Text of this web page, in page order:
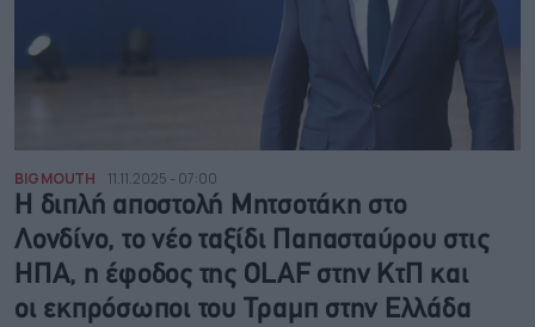
BIG MOUTH 11.11.2025 - 07:00
Η διπλή αποστολή Μητσοτάκη στο
Λονδίνο, το νέο ταξίδι Παπασταύρου στις
ΗΠΑ, η έφοδος της OLAF στην ΚτΠ και
οι εκπρόσωποι του Τραμπ στην Ελλάδα